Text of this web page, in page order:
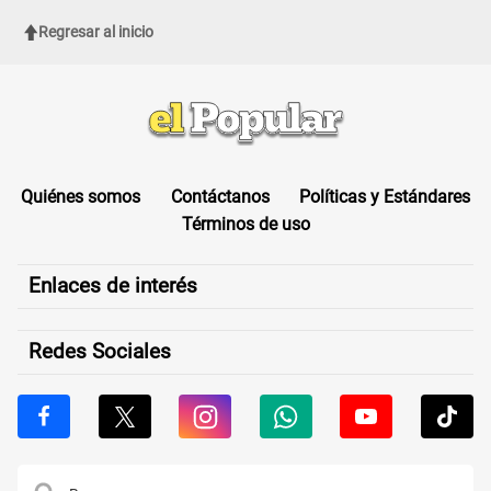
Regresar al inicio
Quiénes somos Contáctanos
Políticas y Estándares
Términos de uso
Enlaces de interés
Redes Sociales